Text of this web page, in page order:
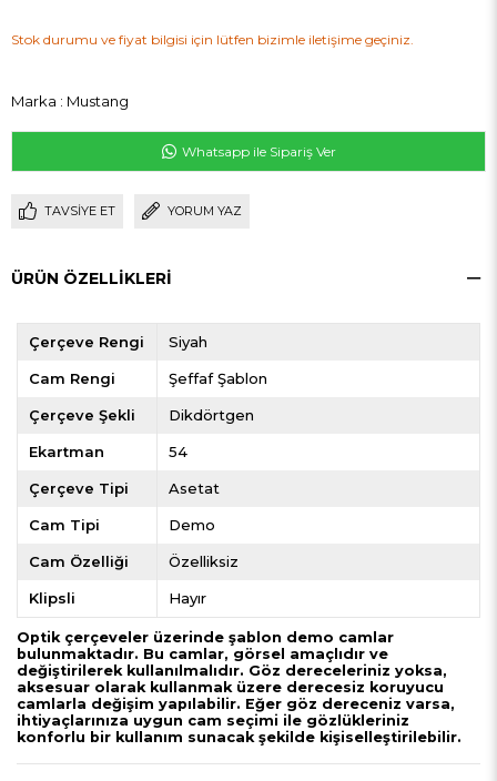
Stok durumu ve fiyat bilgisi için lütfen bizimle iletişime geçiniz.
Marka : Mustang
Whatsapp ile Sipariş Ver
TAVSIYE ET YORUM YAZ
ÜRÜN ÖZELLIKLERI
Çerçeve Rengi Siyah
Cam Rengi Şeffaf Şablon
Çerçeve Şekli Dikdörtgen
Ekartman 54
Çerçeve Tipi Asetat
Cam Tipi Demo
Cam Özelliği Özelliksiz
Klipsli Hayır
Optik çerçeveler üzerinde şablon demo camlar
bulunmaktadır. Bu camlar, görsel amaçlıdır ve
değiştirilerek kullanılmalıdır. Göz dereceleriniz yoksa,
aksesuar olarak kullanmak üzere derecesiz koruyucu
camlarla değişim yapılabilir. Eğer göz dereceniz varsa,
ihtiyaçlarınıza uygun cam seçimi ile gözlükleriniz
konforlu bir kullanım sunacak şekilde kişiselleştirilebilir.